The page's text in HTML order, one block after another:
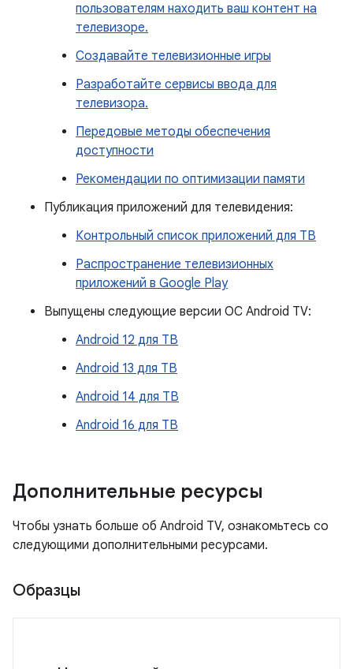
пользователям находить ваш контент на
телевизоре.
Создавайте телевизионные игры
Разработайте сервисы ввода для
телевизора.
Передовые методы обеспечения
доступности
Рекомендации по оптимизации памяти
Публикация приложений для телевидения:
Контрольный список приложений для ТВ
Распространение телевизионных
приложений в Google Play
Выпущены следующие версии ОС Android TV:
Android 12 для ТВ
Android 13 для ТВ
Android 14 для ТВ
Android 16 для ТВ
Дополнительные ресурсы
Чтобы узнать больше об Android TV, ознакомьтесь со
следующими дополнительными ресурсами.
Образцы